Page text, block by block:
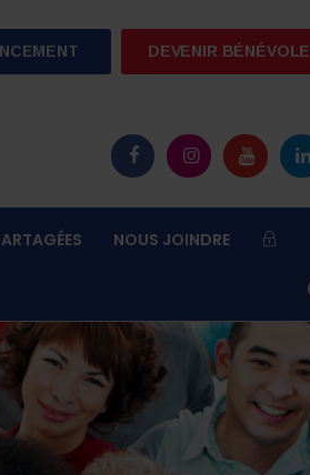
DEVENIR BÉNÉVOLE
NOUS JOINDRE